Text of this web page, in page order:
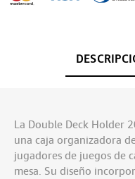
La Double Deck Holder
una caja organizadora
jugadores de juegos de
mesa. Su diseño